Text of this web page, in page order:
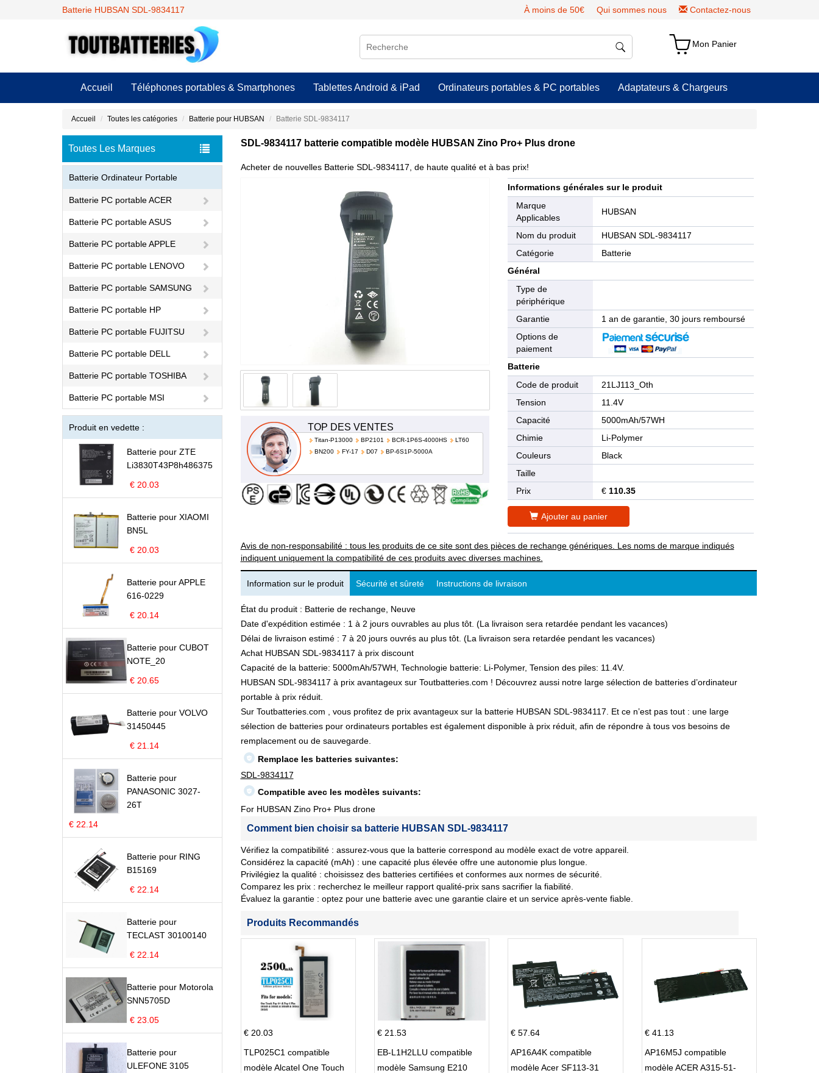
Batterie HUBSAN SDL-9834117 À moins de 50€ Qui sommes nous Contactez-nous
Mon Panier
Accueil Téléphones portables & Smartphones Tablettes Android & iPad Ordinateurs portables & PC portables Adaptateurs & Chargeurs
Accueil Toutes les catégories Batterie pour HUBSAN Batterie SDL-9834117
Toutes Les Marques
Batterie Ordinateur Portable
Batterie PC portable ACER
Batterie PC portable ASUS
Batterie PC portable APPLE
Batterie PC portable LENOVO
Batterie PC portable SAMSUNG
Batterie PC portable HP
Batterie PC portable FUJITSU
Batterie PC portable DELL
Batterie PC portable TOSHIBA
Batterie PC portable MSI
Produit en vedette :
Batterie pour ZTE
Li3830T43P8h486375
€ 20.03
Batterie pour XIAOMI
BN5L
€ 20.03
Batterie pour APPLE
616-0229
€ 20.14
Batterie pour CUBOT
NOTE_20
€ 20.65
Batterie pour VOLVO
31450445
€ 21.14
Batterie pour
PANASONIC 3027-
26T
€ 22.14
Batterie pour RING
B15169
€ 22.14
Batterie pour
TECLAST 30100140
€ 22.14
Batterie pour Motorola
SNN5705D
€ 23.05
Batterie pour
ULEFONE 3105
SDL-9834117 batterie compatible modèle HUBSAN Zino Pro+ Plus drone
Acheter de nouvelles Batterie SDL-9834117, de haute qualité et à bas prix!
TOP DES VENTES
Titan-P13000 BP2101 BCR-1P6S-4000HS
LT60
BN200
FY-17 D07 BP-6S1P-5000A
Informations générales sur le produit
Marque
Applicables
HUBSAN
Nom du produit
HUBSAN SDL-9834117
Catégorie
Batterie
Général
Type de
périphérique
Garantie
1 an de garantie, 30 jours remboursé
Options de
paiement
Batterie
Code de produit
21LJ113_Oth
Tension
11.4V
Capacité
5000mAh/57WH
Chimie
Li-Polymer
Couleurs
Black
Taille
Prix
€ 110.35
Ajouter au panier
Avis de non-responsabilité : tous les produits de ce site sont des pièces de rechange génériques. Les noms de marque indiqués
indiquent uniquement la compatibilité de ces produits avec diverses machines.
Information sur le produit Sécurité et sûreté Instructions de livraison
État du produit : Batterie de rechange, Neuve
Date d'expédition estimée : 1 à 2 jours ouvrables au plus tôt. (La livraison sera retardée pendant les vacances)
Délai de livraison estimé : 7 à 20 jours ouvrés au plus tôt. (La livraison sera retardée pendant les vacances)
Achat HUBSAN SDL-9834117 à prix discount
Capacité de la batterie: 5000mAh/57WH, Technologie batterie: Li-Polymer, Tension des piles: 11.4V.
HUBSAN SDL-9834117 à prix avantageux sur Toutbatteries.com ! Découvrez aussi notre large sélection de batteries d’ordinateur
portable à prix réduit.
Sur Toutbatteries.com , vous profitez de prix avantageux sur la batterie HUBSAN SDL-9834117. Et ce n’est pas tout : une large
sélection de batteries pour ordinateurs portables est également disponible à prix réduit, afin de répondre à tous vos besoins de
remplacement ou de sauvegarde.
Remplace les batteries suivantes:
SDL-9834117
Compatible avec les modèles suivants:
For HUBSAN Zino Pro+ Plus drone
Comment bien choisir sa batterie HUBSAN SDL-9834117
Vérifiez la compatibilité : assurez-vous que la batterie correspond au modèle exact de votre appareil.
Considérez la capacité (mAh) : une capacité plus élevée offre une autonomie plus longue.
Privilégiez la qualité : choisissez des batteries certifiées et conformes aux normes de sécurité.
Comparez les prix : recherchez le meilleur rapport qualité-prix sans sacrifier la fiabilité.
Évaluez la garantie : optez pour une batterie avec une garantie claire et un service après-vente fiable.
Produits Recommandés
€ 20.03
TLP025C1 compatible
modèle Alcatel One Touch
€ 21.53
EB-L1H2LLU compatible
modèle Samsung E210
€ 57.64
AP16A4K compatible
modèle Acer SF113-31
€ 41.13
AP16M5J compatible
modèle ACER A315-51-